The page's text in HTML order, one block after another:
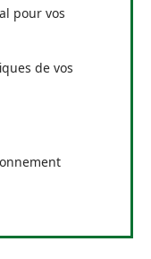
pour vos
de vos